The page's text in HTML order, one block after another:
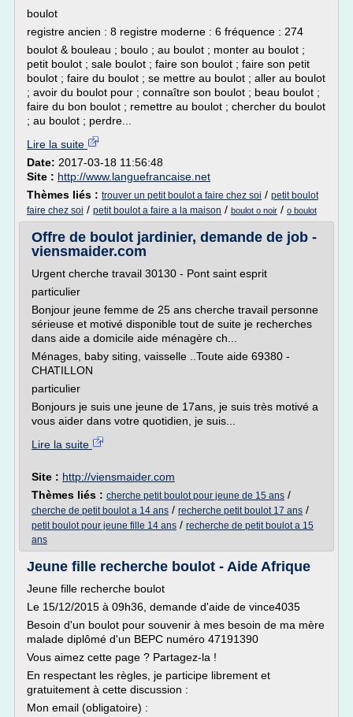
boulot
registre ancien : 8 registre moderne : 6 fréquence : 274
boulot & bouleau ; boulo ; au boulot ; monter au boulot ;
petit boulot ; sale boulot ; faire son boulot ; faire son petit
boulot ; faire du boulot ; se mettre au boulot ; aller au boulot
; avoir du boulot pour ; connaître son boulot ; beau boulot ;
faire du bon boulot ; remettre au boulot ; chercher du boulot
; au boulot ; perdre...
Lire la suite
Date: 2017-03-18 11:56:48
Site : http://www.languefrancaise.net
Thèmes liés : trouver un petit boulot a faire chez soi / petit boulot
faire chez soi / petit boulot a faire a la maison / boulot o noir / o boulot
Offre de boulot jardinier, demande de job -
viensmaider.com
Urgent cherche travail 30130 - Pont saint esprit
particulier
Bonjour jeune femme de 25 ans cherche travail personne
sérieuse et motivé disponible tout de suite je recherches
dans aide a domicile aide ménagère ch...
Ménages, baby siting, vaisselle ..Toute aide 69380 -
CHATILLON
particulier
Bonjours je suis une jeune de 17ans, je suis très motivé a
vous aider dans votre quotidien, je suis...
Lire la suite
Site : http://viensmaider.com
Thèmes liés : cherche petit boulot pour jeune de 15 ans /
cherche de petit boulot a 14 ans / recherche petit boulot 17 ans /
petit boulot pour jeune fille 14 ans / recherche de petit boulot a 15
ans
Jeune fille recherche boulot - Aide Afrique
Jeune fille recherche boulot
Le 15/12/2015 à 09h36, demande d'aide de vince4035
Besoin d'un boulot pour souvenir à mes besoin de ma mère
malade diplômé d'un BEPC numéro 47191390
Vous aimez cette page ? Partagez-la !
En respectant les règles, je participe librement et
gratuitement à cette discussion :
Mon email (obligatoire) :